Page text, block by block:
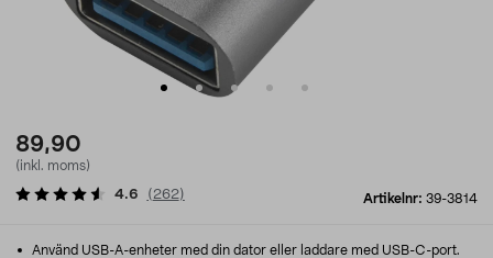
89,90
(inkl. moms)
Artikelnr: 39-3814
4.6 ( 262)
Använd USB-A-enheter med din dator eller laddare med USB-C-port.